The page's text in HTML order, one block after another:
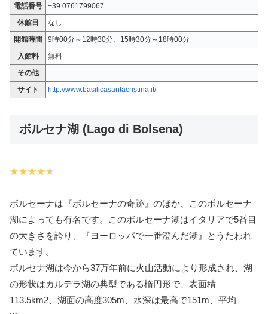
電話番号
+39 0761799067
休館日
なし
開館時間
9時00分～12時30分、15時30分～18時00分
入館料
無料
その他
サイト
http://www.basilicasantacristina.it/
ボルセナ湖 (Lago di Bolsena)
ボルセーナは『ボルセーナの奇跡』のほか、このボルセーナ
湖によっても有名です。このボルセーナ湖はイタリアで5番目
の大きさを誇り、『ヨーロッパで一番澄んだ湖』とうたわれ
ています。
ボルセナ湖は今から37万年前に火山活動により形成され、湖
の形状はカルデラ湖の典型である楕円形で、表面積
113.5km2、湖面の高度305m、水深は最高で151m、平均